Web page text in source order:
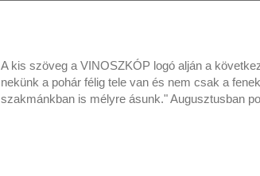
A kis szöveg a VINOSZKÓP logó alján a
nekünk a pohár félig tele van és nem csak a
szakmánkban is mélyre ásunk." Augusztusban